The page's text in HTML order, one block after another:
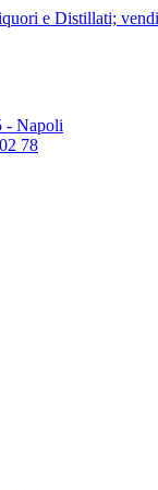
e Distillati;
- Napoli
78